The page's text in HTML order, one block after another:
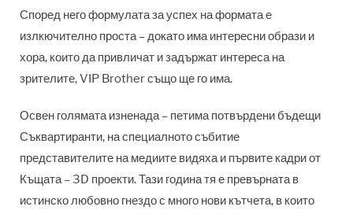
Според него формулата за успех на формата е
излкючително проста – докато има интересни образи и
хора, които да привличат и задържат интереса на
зрителите, VIP Brother също ще го има.
Освен голямата изненада – петима потвърдени бъдещи
Съквартиранти, на специалното събитие
представителите на медиите видяха и първите кадри от
Къщата – 3D проекти. Тази година тя е превърната в
истинско любовно гнездо с много нови кътчета, в които